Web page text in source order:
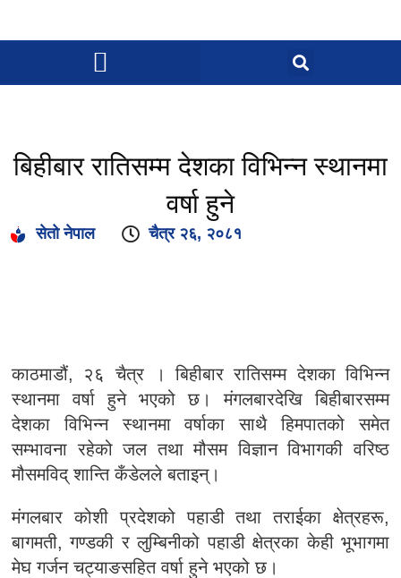
बिहीबार रातिसम्म देशका विभिन्न स्थानमा
वर्षा हुने
सेतो नेपाल चैत्र २६, २०८१
काठमाडौं, २६ चैत्र । बिहीबार रातिसम्म देशका विभिन्न
स्थानमा वर्षा हुने भएको छ। मंगलबारदेखि बिहीबारसम्म
देशका विभिन्न स्थानमा वर्षाका साथै हिमपातको समेत
सम्भावना रहेको जल तथा मौसम विज्ञान विभागकी वरिष्ठ
मौसमविद् शान्ति कँडेलले बताइन्।
मंगलबार कोशी प्रदेशको पहाडी तथा तराईका क्षेत्रहरू,
बागमती, गण्डकी र लुम्बिनीको पहाडी क्षेत्रका केही भूभागमा
मेघ गर्जन चट्याङसहित वर्षा हुने भएको छ।